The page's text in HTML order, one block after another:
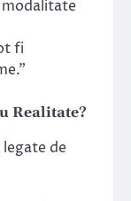
modalitate
fi
Realitate?
de